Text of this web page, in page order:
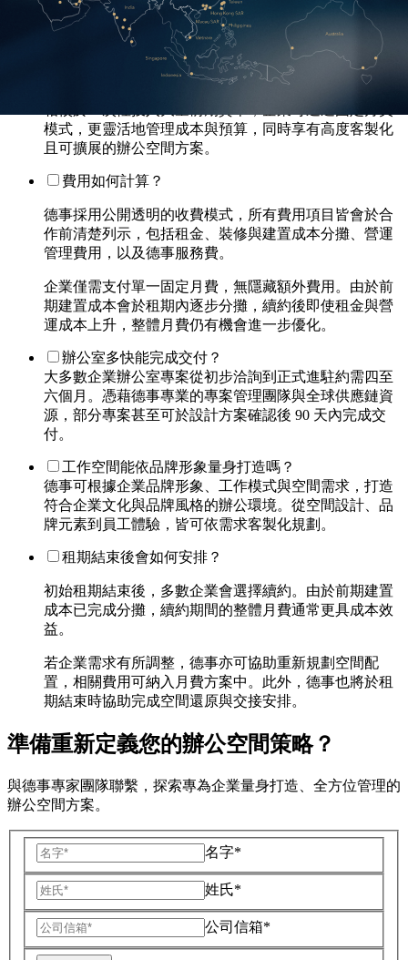
德事企業辦公室方案是依據企業需求量身打造的全方位
辦公空間解決方案，由德事專業團隊全面管理與營運。
從選址、空間規劃、設計建置到日常營運，皆由單一窗
模式，更靈活地管理成本與預算，同時享有高度客製化
且可擴展的辦公空間方案。
費用如何計算？
德事採用公開透明的收費模式，所有費用項目皆會於合
作前清楚列示，包括租金、裝修與建置成本分攤、營運
管理費用，以及德事服務費。
企業僅需支付單一固定月費，無隱藏額外費用。由於前
期建置成本會於租期內逐步分攤，續約後即使租金與營
運成本上升，整體月費仍有機會進一步優化。
辦公室多快能完成交付？
大多數企業辦公室專案從初步洽詢到正式進駐約需四至
六個月。憑藉德事專業的專案管理團隊與全球供應鏈資
源，部分專案甚至可於設計方案確認後 90 天內完成交
付。
工作空間能依品牌形象量身打造嗎？
德事可根據企業品牌形象、工作模式與空間需求，打造
符合企業文化與品牌風格的辦公環境。從空間設計、品
牌元素到員工體驗，皆可依需求客製化規劃。
租期結束後會如何安排？
初始租期結束後，多數企業會選擇續約。由於前期建置
成本已完成分攤，續約期間的整體月費通常更具成本效
益。
若企業需求有所調整，德事亦可協助重新規劃空間配
置，相關費用可納入月費方案中。此外，德事也將於租
期結束時協助完成空間還原與交接安排。
準備重新定義您的辦公空間策略？
與德事專家團隊聯繫，探索專為企業量身打造、全方位管理的
辦公空間方案。
名字*
姓氏*
公司信箱*